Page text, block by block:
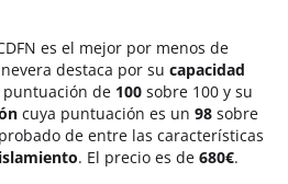
es el mejor por menos de
destaca por su capacidad
puntuación de 100 sobre 100 y su
cuya puntuación es un 98 sobre
de entre las características
. El precio es de 680€.